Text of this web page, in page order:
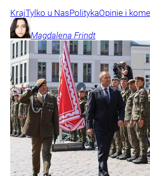
KrajTylko u NasPolitykaOpinie i
Magdalena Frindt